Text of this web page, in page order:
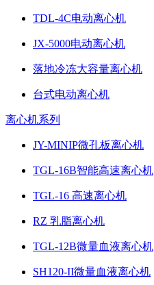
TDL-4C电动离心机
JX-5000电动离心机
落地冷冻大容量离心机
台式电动离心机
离心机系列
JY-MINIP微孔板离心机
TGL-16B智能高速离心机
TGL-16 高速离心机
RZ 乳脂离心机
TGL-12B微量血液离心机
SH120-II微量血液离心机